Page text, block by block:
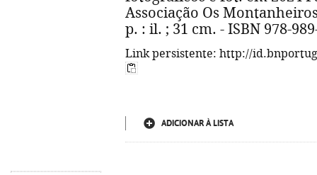
Associação Os
p. : il. ; 31 cm. - ISBN 978-
Link persistente: http://
ADICIONAR À LISTA